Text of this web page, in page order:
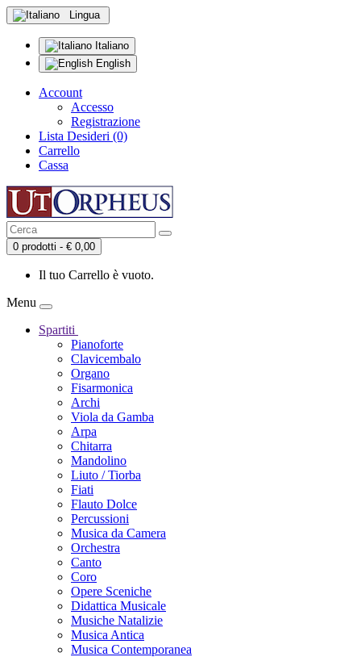
Lingua
Italiano
English
Account
Accesso
Registrazione
Lista Desideri (0)
Carrello
Cassa
0 prodotti - € 0,00
Il tuo Carrello è vuoto.
Menu
Spartiti
Pianoforte
Clavicembalo
Organo
Fisarmonica
Archi
Viola da Gamba
Arpa
Chitarra
Mandolino
Liuto / Tiorba
Fiati
Flauto Dolce
Percussioni
Musica da Camera
Orchestra
Canto
Coro
Opere Sceniche
Didattica Musicale
Musiche Natalizie
Musica Antica
Musica Contemporanea